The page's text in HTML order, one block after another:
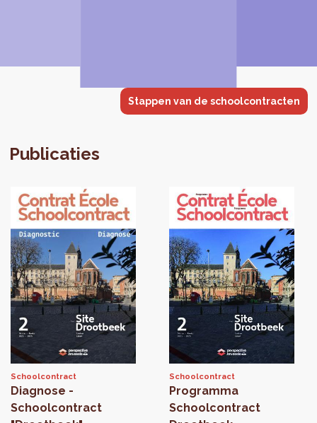
Stappen van de schoolcontracten
Publicaties
Schoolcontract
Diagnose -
Schoolcontract
Schoolcontract
Programma
Schoolcontract